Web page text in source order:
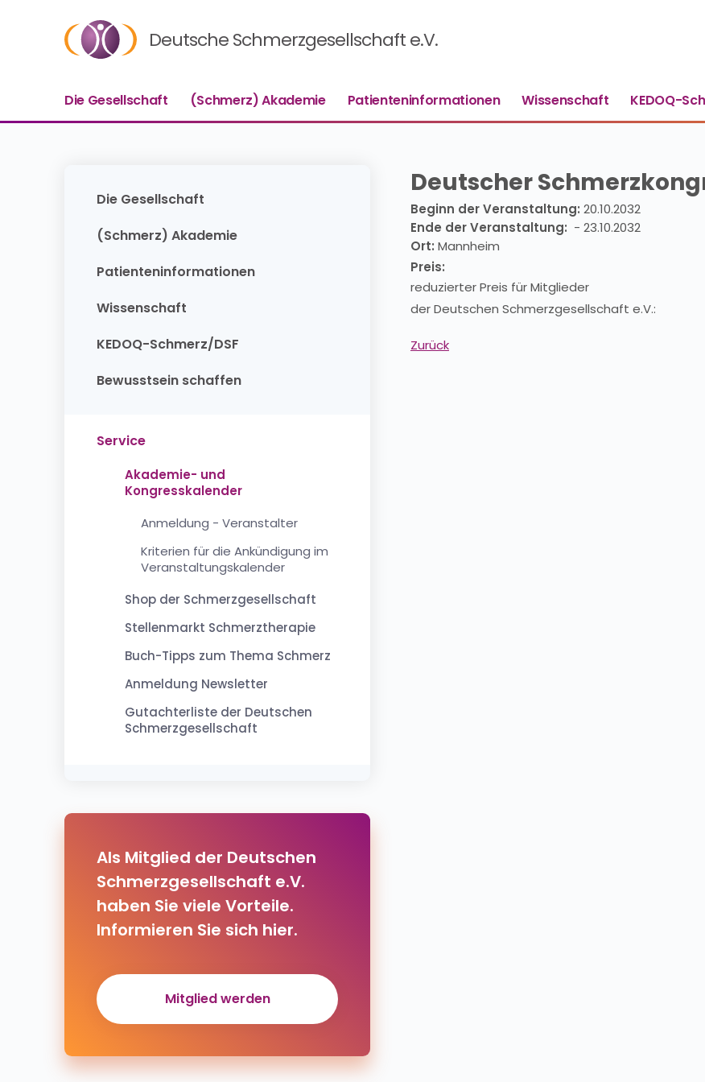
Deutsche Schmerzgesellschaft e.V.
Die Gesellschaft (Schmerz) Akademie Patienteninformationen Wissenschaft KEDOQ-
Die Gesellschaft
(Schmerz) Akademie
Patienteninformationen
Wissenschaft
KEDOQ-Schmerz/DSF
Bewusstsein schaffen
Service
Akademie- und
Kongresskalender
Anmeldung - Veranstalter
Kriterien für die Ankündigung im
Veranstaltungskalender
Shop der Schmerzgesellschaft
Stellenmarkt Schmerztherapie
Buch-Tipps zum Thema Schmerz
Anmeldung Newsletter
Gutachterliste der Deutschen
Schmerzgesellschaft
Als Mitglied der Deutschen
Schmerzgesellschaft e.V.
haben Sie viele Vorteile.
Informieren Sie sich hier.
Mitglied werden
Deutscher
Beginn der Veranstaltung: 20.10.2032
Ende der Veranstaltung: - 23.10.2032
Ort: Mannheim
Preis:
reduzierter Preis für Mitglieder
der Deutschen Schmerzgesellschaft e.V.:
Zurück